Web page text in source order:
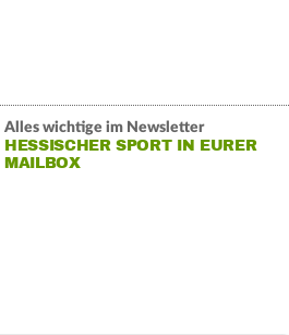
Alles wichtige im Newsletter
HESSISCHER SPORT IN EURER
MAILBOX